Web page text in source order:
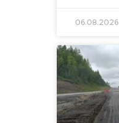
06.08.2026